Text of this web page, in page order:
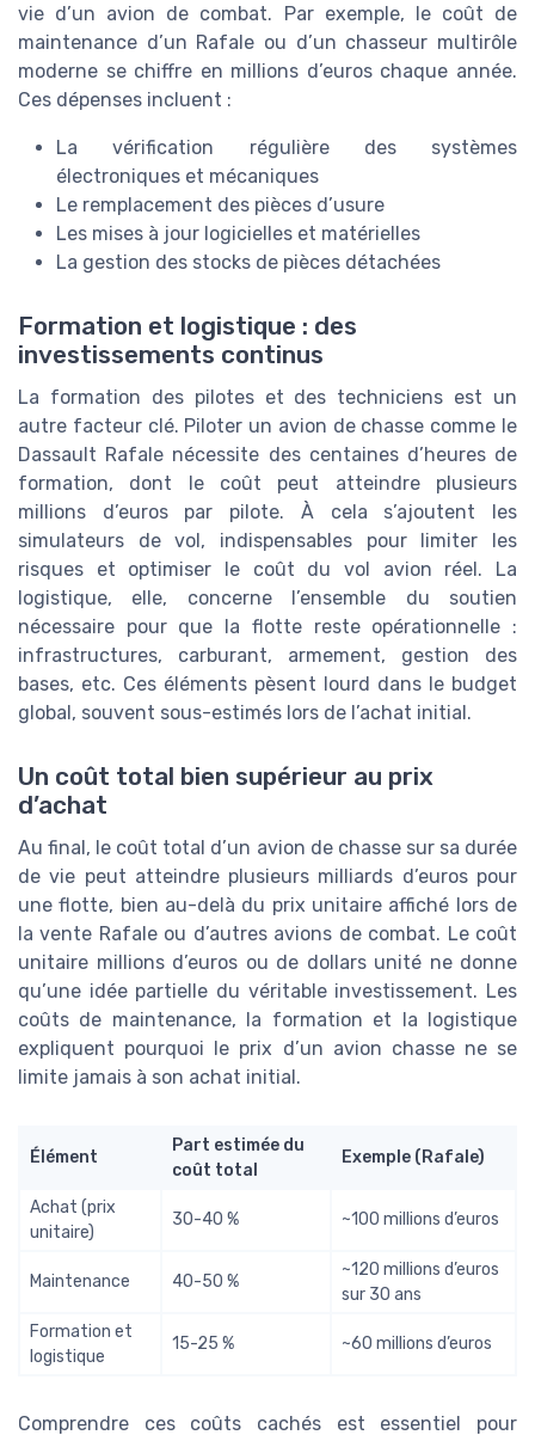
vie d’un avion de combat. Par exemple, le coût de
maintenance d’un Rafale ou d’un chasseur multirôle
moderne se chiffre en millions d’euros chaque année.
Ces dépenses incluent :
La vérification régulière des systèmes
électroniques et mécaniques
Le remplacement des pièces d’usure
Les mises à jour logicielles et matérielles
La gestion des stocks de pièces détachées
Formation et logistique : des
investissements continus
La formation des pilotes et des techniciens est un
autre facteur clé. Piloter un avion de chasse comme le
Dassault Rafale nécessite des centaines d’heures de
formation, dont le coût peut atteindre plusieurs
millions d’euros par pilote. À cela s’ajoutent les
simulateurs de vol, indispensables pour limiter les
risques et optimiser le coût du vol avion réel. La
logistique, elle, concerne l’ensemble du soutien
nécessaire pour que la flotte reste opérationnelle :
infrastructures, carburant, armement, gestion des
bases, etc. Ces éléments pèsent lourd dans le budget
global, souvent sous-estimés lors de l’achat initial.
Un coût total bien supérieur au prix
d’achat
Au final, le coût total d’un avion de chasse sur sa durée
de vie peut atteindre plusieurs milliards d’euros pour
une flotte, bien au-delà du prix unitaire affiché lors de
la vente Rafale ou d’autres avions de combat. Le coût
unitaire millions d’euros ou de dollars unité ne donne
qu’une idée partielle du véritable investissement. Les
coûts de maintenance, la formation et la logistique
expliquent pourquoi le prix d’un avion chasse ne se
limite jamais à son achat initial.
Élément
Part estimée du
coût total
Exemple (Rafale)
Achat (prix
unitaire)
30-40 % ~100 millions d’euros
Maintenance 40-50 %
~120 millions d’euros
sur 30 ans
Formation et
logistique
15-25 % ~60 millions d’euros
Comprendre ces coûts cachés est essentiel pour